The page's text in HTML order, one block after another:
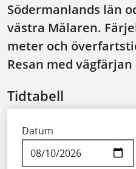
Södermanlands län
västra Mälaren.
meter och
Resan med
Tidtabell
Datum